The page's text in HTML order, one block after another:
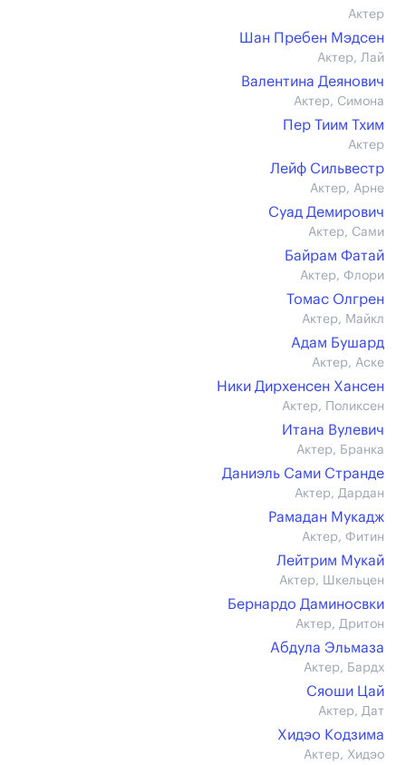
Актер
Шан Пребен Мэдсен
Актер, Лай
Валентина Деянович
Актер, Симона
Пер Тиим Тхим
Актер
Лейф Сильвестр
Актер, Арне
Суад Демирович
Актер, Сами
Байрам Фатай
Актер, Флори
Томас Олгрен
Актер, Майкл
Адам Бушард
Актер, Аске
Ники Дирхенсен Хансен
Актер, Поликсен
Итана Вулевич
Актер, Бранка
Даниэль Сами Странде
Актер, Дардан
Рамадан Мукадж
Актер, Фитин
Лейтрим Мукай
Актер, Шкельцен
Бернардо Даминосвки
Актер, Дритон
Абдула Эльмаза
Актер, Бардх
Сяоши Цай
Актер, Дат
Хидэо Кодзима
Актер, Хидэо